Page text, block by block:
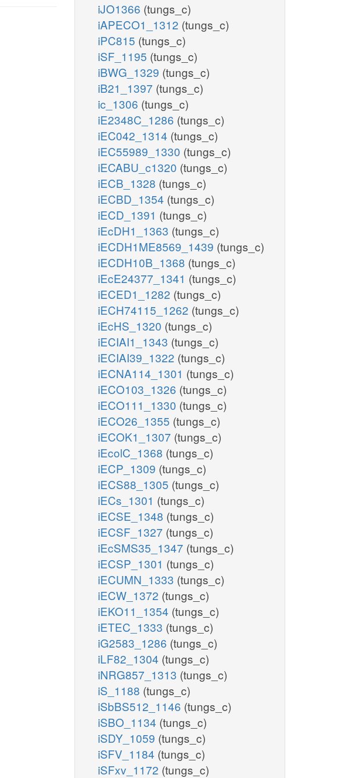
iJO1366 (tungs_c)
iAPECO1_1312 (tungs_c)
iPC815 (tungs_c)
iSF_1195 (tungs_c)
iBWG_1329 (tungs_c)
iB21_1397 (tungs_c)
ic_1306 (tungs_c)
iE2348C_1286 (tungs_c)
iEC042_1314 (tungs_c)
iEC55989_1330 (tungs_c)
iECABU_c1320 (tungs_c)
iECB_1328 (tungs_c)
iECBD_1354 (tungs_c)
iECD_1391 (tungs_c)
iEcDH1_1363 (tungs_c)
iECDH1ME8569_1439 (tungs_c)
iECDH10B_1368 (tungs_c)
iEcE24377_1341 (tungs_c)
iECED1_1282 (tungs_c)
iECH74115_1262 (tungs_c)
iEcHS_1320 (tungs_c)
iECIAI1_1343 (tungs_c)
iECIAI39_1322 (tungs_c)
iECNA114_1301 (tungs_c)
iECO103_1326 (tungs_c)
iECO111_1330 (tungs_c)
iECO26_1355 (tungs_c)
iECOK1_1307 (tungs_c)
iEcolC_1368 (tungs_c)
iECP_1309 (tungs_c)
iECS88_1305 (tungs_c)
iECs_1301 (tungs_c)
iECSE_1348 (tungs_c)
iECSF_1327 (tungs_c)
iEcSMS35_1347 (tungs_c)
iECSP_1301 (tungs_c)
iECUMN_1333 (tungs_c)
iECW_1372 (tungs_c)
iEKO11_1354 (tungs_c)
iETEC_1333 (tungs_c)
iG2583_1286 (tungs_c)
iLF82_1304 (tungs_c)
iNRG857_1313 (tungs_c)
iS_1188 (tungs_c)
iSbBS512_1146 (tungs_c)
iSBO_1134 (tungs_c)
iSDY_1059 (tungs_c)
iSFV_1184 (tungs_c)
iSFxv_1172 (tungs_c)